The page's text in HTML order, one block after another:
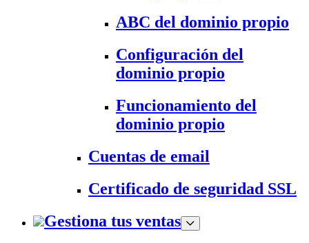
ABC del dominio propio
Configuración del
dominio propio
Funcionamiento del
dominio propio
Cuentas de email
Certificado de seguridad SSL
Gestiona tus ventas